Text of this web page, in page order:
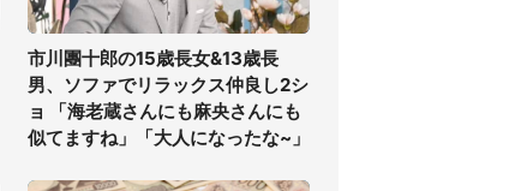
市川團十郎の15歳長女&13歳長
男、ソファでリラックス仲良し2シ
ョ 「海老蔵さんにも麻央さんにも
似てますね」「大人になったな~」